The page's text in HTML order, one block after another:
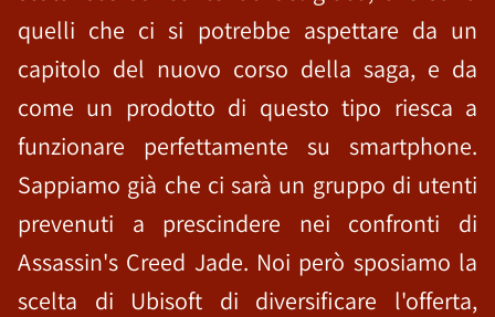
quelli che ci si potrebbe aspettare da un
capitolo del nuovo corso della saga, e da
come un prodotto di questo tipo riesca a
funzionare perfettamente su smartphone.
Sappiamo già che ci sarà un gruppo di utenti
prevenuti a prescindere nei confronti di
Assassin's Creed Jade. Noi però sposiamo la
scelta di Ubisoft di diversificare l'offerta,